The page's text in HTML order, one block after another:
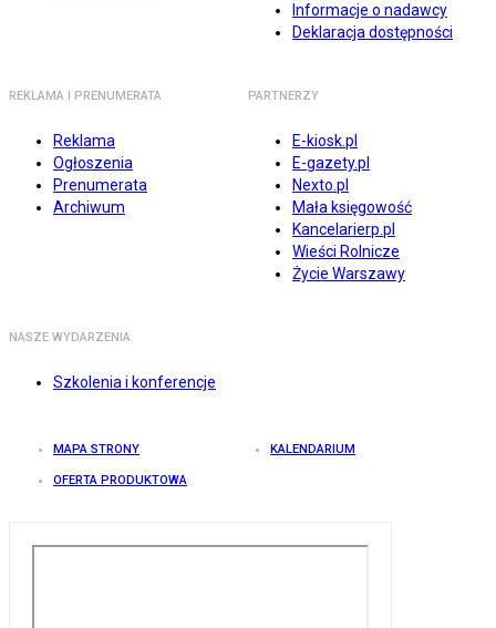
Informacje o nadawcy
Deklaracja dostępności
REKLAMA I PRENUMERATA
Reklama
Ogłoszenia
Prenumerata
Archiwum
PARTNERZY
E-kiosk.pl
E-gazety.pl
Nexto.pl
Mała księgowość
Kancelarierp.pl
Wieści Rolnicze
Życie Warszawy
NASZE WYDARZENIA
Szkolenia i konferencje
MAPA STRONY KALENDARIUM
OFERTA PRODUKTOWA